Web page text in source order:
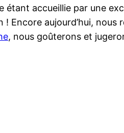
accueillie par une
Encore aujourd’hui,
, nous goûterons et